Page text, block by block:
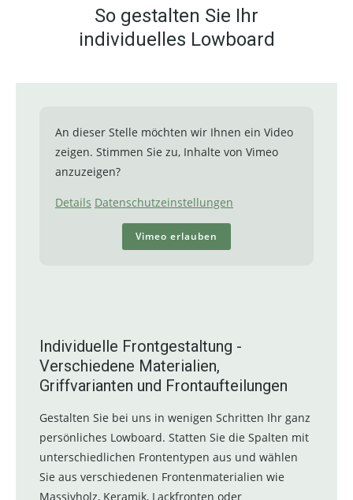
So gestalten Sie Ihr
individuelles Lowboard
An dieser Stelle möchten wir Ihnen ein Video
zeigen. Stimmen Sie zu, Inhalte von Vimeo
anzuzeigen?
Details Datenschutzeinstellungen
Vimeo erlauben
Individuelle Frontgestaltung -
Verschiedene Materialien,
Griffvarianten und Frontaufteilungen
Gestalten Sie bei uns in wenigen Schritten Ihr ganz
persönliches Lowboard. Statten Sie die Spalten mit
unterschiedlichen Frontentypen aus und wählen
Sie aus verschiedenen Frontenmaterialien wie
Massivholz, Keramik, Lackfronten oder